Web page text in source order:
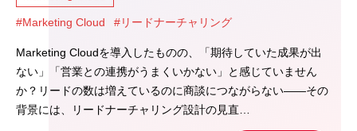
#Marketing Cloud #リードナーチャリング
Marketing Cloudを導入したものの、「期待していた成果が出
ない」「営業との連携がうまくいかない」と感じていません
か？リードの数は増えているのに商談につながらない――その
背景には、リードナーチャリング設計の見直…